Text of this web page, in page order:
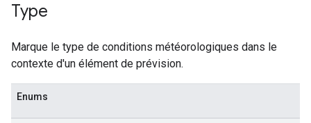
Type
Marque le type de conditions météorologiques dans le
contexte d'un élément de prévision.
Enums